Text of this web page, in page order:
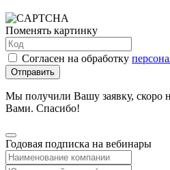
Поменять картинку
Согласен на обработку
Отправить
Мы получили Вашу заявку, скоро
Вами. Спасибо!
Годовая подписка на вебинары